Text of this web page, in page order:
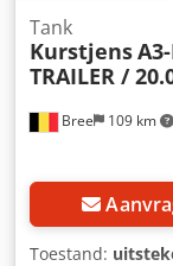
Bree 109 km
Tank
Kurstjens
TRAILER /
Toestand: